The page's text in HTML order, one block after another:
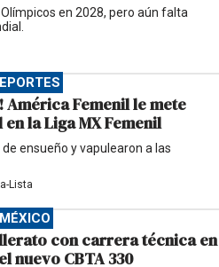
en 2028, pero aún falta
América Femenil le mete
en la Liga MX Femenil
ensueño y vapulearon a las
Lista
MÉXICO
con carrera técnica en
nuevo CBTA 330